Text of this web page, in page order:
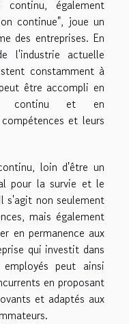
continu, également
continue", joue un
des entreprises. En
l'industrie actuelle
constamment à
être accompli en
continu et en
et leurs
loin d'être un
pour la survie et le
s'agit non seulement
mais également
en permanence aux
qui investit dans
peut ainsi
en proposant
et adaptés aux